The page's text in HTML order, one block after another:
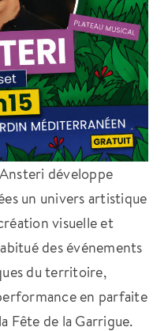
développe
un univers artistique
visuelle et
des événements
du territoire,
en parfaite
Fête de la Garrigue.